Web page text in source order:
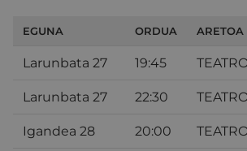
EGUNA ORDUA ARETOA
Larunbata 27 19:45
Larunbata 27 22:30
Igandea 28 20:00